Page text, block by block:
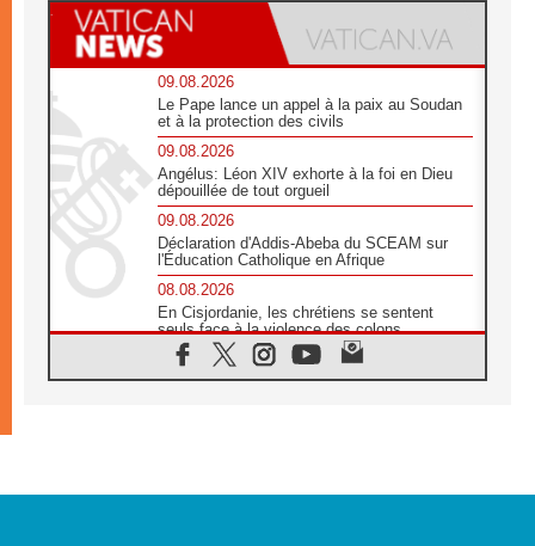
09.08.2026
Le Pape lance un appel à la paix au Soudan
et à la protection des civils
09.08.2026
Angélus: Léon XIV exhorte à la foi en Dieu
dépouillée de tout orgueil
09.08.2026
Déclaration d'Addis-Abeba du SCEAM sur
l'Éducation Catholique en Afrique
08.08.2026
En Cisjordanie, les chrétiens se sentent
seuls face à la violence des colons
08.08.2026
Léon XIV au sanctuaire de Notre Dame du
08.08.2026